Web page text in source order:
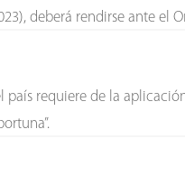
deberá rendirse ante el
país requiere de la